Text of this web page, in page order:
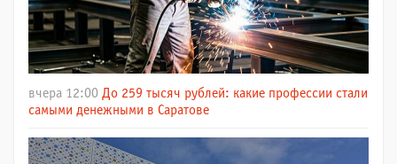
вчера 12:00 До 259 тысяч рублей: какие профессии стали
самыми денежными в Саратове